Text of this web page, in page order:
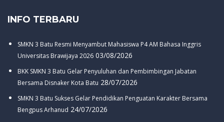
INFO TERBARU
SMKN 3 Batu Resmi Menyambut Mahasiswa P4 AM Bahasa Inggris
Universitas Brawijaya 2026 03/08/2026
BKK SMKN 3 Batu Gelar Penyuluhan dan Pembimbingan Jabatan
Bersama Disnaker Kota Batu 28/07/2026
SMKN 3 Batu Sukses Gelar Pendidikan Penguatan Karakter Bersama
Bengpus Arhanud 24/07/2026